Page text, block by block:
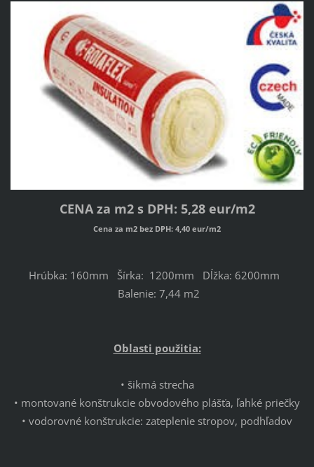
CENA za m2 s DPH: 5,28 eur/m2
Cena za m2 bez DPH: 4,40 eur/m2
Hrúbka: 160mm Šírka: 1200mm Dĺžka: 6200mm
Balenie: 7,44 m2
Oblasti použitia:
• šikmá strecha
• montované konštrukcie obvodového plášťa, ľahké priečky
• vodorovné konštrukcie: zateplenie stropov, podhľadov